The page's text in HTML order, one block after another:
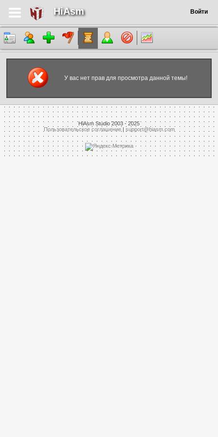
HiAsm Войти
У вас нет прав для просмотра данной темы!
HiAsm Studio 2003 - 2025
Пользовательское соглашение| support@hiasm.com